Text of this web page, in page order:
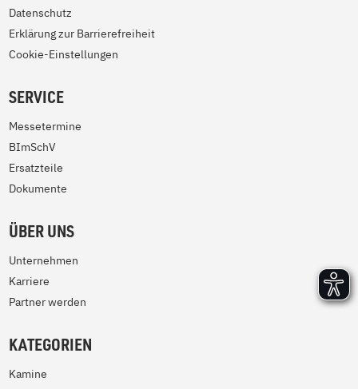
Datenschutz
Erklärung zur Barrierefreiheit
Cookie-Einstellungen
SERVICE
Messetermine
BImSchV
Ersatzteile
Dokumente
ÜBER UNS
Unternehmen
Karriere
Partner werden
KATEGORIEN
Kamine